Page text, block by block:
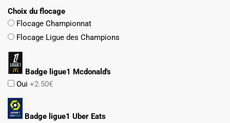
Choix du flocage
Flocage Championnat
Flocage Ligue des Champions
Badge ligue1 Mcdonald's
Oui +2.50€
Badge ligue1 Uber Eats